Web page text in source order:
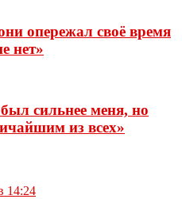
опережал своё время
нет»
сильнее меня, но
из всех»
14:24